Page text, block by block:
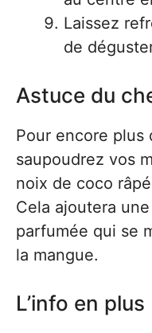
Laissez
de
Astuce du
Pour encore plus
saupoudrez vos
noix de coco
Cela ajoutera
parfumée qui se
la mangue.
L’info en plus